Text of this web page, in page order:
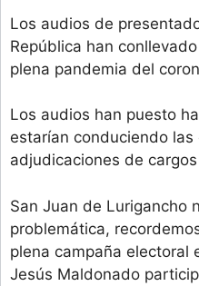
Los audios de
República han
plena pandemia del
Los audios han puesto
estarían conduciendo
adjudicaciones de
San Juan de Lurigancho
problemática,
plena campaña electoral
Jesús Maldonado